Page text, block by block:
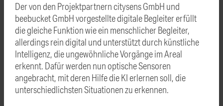
Der von den Projektpartnern citysens GmbH und
beebucket GmbH vorgestellte digitale Begleiter erfüllt
die gleiche Funktion wie ein menschlicher Begleiter,
allerdings rein digital und unterstützt durch künstliche
Intelligenz, die ungewöhnliche Vorgänge im Areal
erkennt. Dafür werden nun optische Sensoren
angebracht, mit deren Hilfe die KI erlernen soll, die
unterschiedlichsten Situationen zu erkennen.